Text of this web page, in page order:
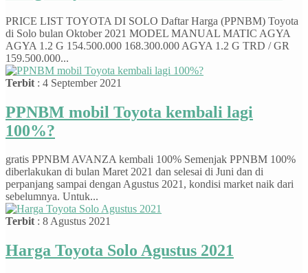
PRICE LIST TOYOTA DI SOLO Daftar Harga (PPNBM) Toyota
di Solo bulan Oktober 2021 MODEL MANUAL MATIC AGYA
AGYA 1.2 G 154.500.000 168.300.000 AGYA 1.2 G TRD / GR
159.500.000...
Terbit : 4 September 2021
PPNBM mobil Toyota kembali lagi
100%?
gratis PPNBM AVANZA kembali 100% Semenjak PPNBM 100%
diberlakukan di bulan Maret 2021 dan selesai di Juni dan di
perpanjang sampai dengan Agustus 2021, kondisi market naik dari
sebelumnya. Untuk...
Terbit: 8 Agustus 2021
Harga Toyota Solo Agustus 2021